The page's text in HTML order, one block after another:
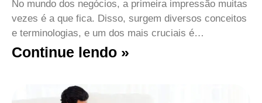
No mundo dos negócios, a primeira impressão muitas
vezes é a que fica. Disso, surgem diversos conceitos
e terminologias, e um dos mais cruciais é…
Continue lendo »